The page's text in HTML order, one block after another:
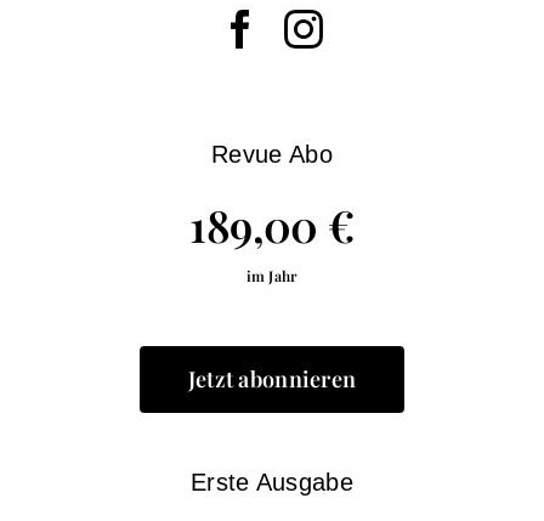
Revue Abo
189,00 €
im Jahr
Jetzt abonnieren
Erste Ausgabe